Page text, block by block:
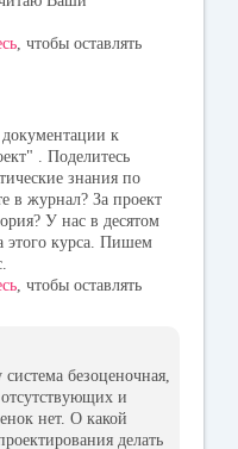
, чтобы оставлять
к
. Поделитесь
знания по
в журнал? За проект
У нас в десятом
этого курса. Пишем
, чтобы оставлять
безоценочная,
и
нет. О какой
делать